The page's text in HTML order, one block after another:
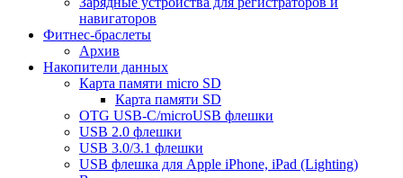
навигаторов
Фитнес-браслеты
Архив
Накопители данных
Карта памяти micro SD
Карта памяти SD
OTG USB-C/microUSB флешки
USB 2.0 флешки
USB 3.0/3.1 флешки
USB флешка для Apple iPhone, iPad (Lighting)